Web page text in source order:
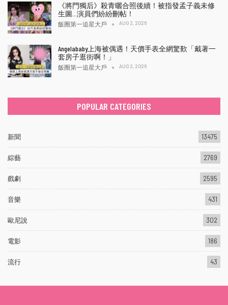
《將門獨后》殺青曬合照後續！被指發孟子義未修
生圖…演員們紛紛刪帖！
飯圈第一追星大戶 AUG 2, 2026
Angelababy上海被偶遇！天價手表全網驚歎「戴著一
套房子逛街啊！」
飯圈第一追星大戶 AUG 2, 2026
POPULAR CATEGORIES
新聞 13475
綜藝 2769
戲劇 2595
音樂 431
歐尼說 302
電影 186
流行 43